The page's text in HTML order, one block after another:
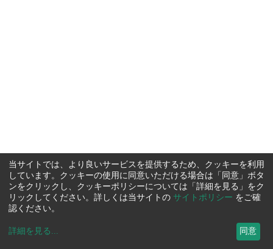
当サイトでは、より良いサービスを提供するため、クッキーを利用
しています。クッキーの使用に同意いただける場合は「同意」ボタ
ンをクリックし、クッキーポリシーについては「詳細を見る」をク
リックしてください。詳しくは当サイトの サイトポリシー をご確
認ください。
詳細を見る ... 同意